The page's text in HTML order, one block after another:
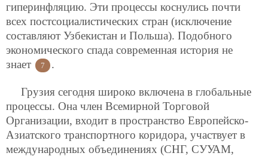
гиперинфляцию. Эти процессы коснулись почти
всех постсоциалистических стран (исключение
составляют Узбекистан и Польша). Подобного
экономического спада современная история не
знает
7 .
Грузия сегодня широко включена в глобальные
процессы. Она член Всемирной Торговой
Организации, входит в пространство Европейско-
Азиатского транспортного коридора, участвует в
международных объединениях (СНГ, СУУАМ,